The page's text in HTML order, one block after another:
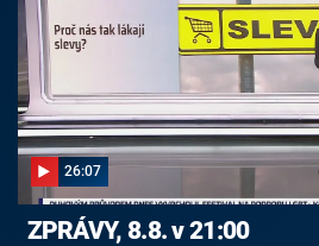
26:07
ZPRÁVY, 8.8. v 21:00